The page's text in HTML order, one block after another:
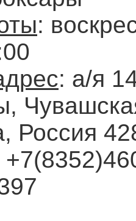
:
: а/я
Россия